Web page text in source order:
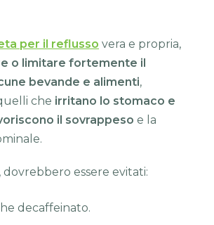
per il reflusso vera e propria,
o limitare fortemente il
bevande e alimenti,
che irritano lo stomaco e
il sovrappeso e la
dovrebbero essere evitati:
decaffeinato.